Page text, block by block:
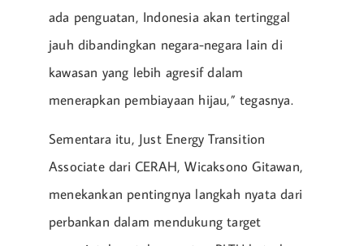
ada penguatan, Indonesia akan tertinggal
jauh dibandingkan negara-negara lain di
kawasan yang lebih agresif dalam
menerapkan pembiayaan hijau,” tegasnya.
Sementara itu, Just Energy Transition
Associate dari CERAH, Wicaksono Gitawan,
menekankan pentingnya langkah nyata dari
perbankan dalam mendukung target